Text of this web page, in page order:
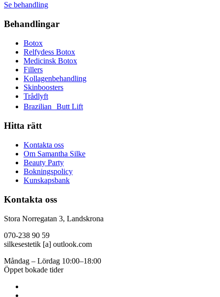
Se behandling
Behandlingar
Botox
Relfydess Botox
Medicinsk Botox
Fillers
Kollagenbehandling
Skinboosters
Trådlyft
Brazilian Butt Lift
Hitta rätt
Kontakta oss
Om Samantha Silke
Beauty Party
Bokningspolicy
Kunskapsbank
Kontakta oss
Stora Norregatan 3, Landskrona
070-238 90 59
silkesestetik [a] outlook.com
Måndag – Lördag 10:00–18:00
Öppet bokade tider